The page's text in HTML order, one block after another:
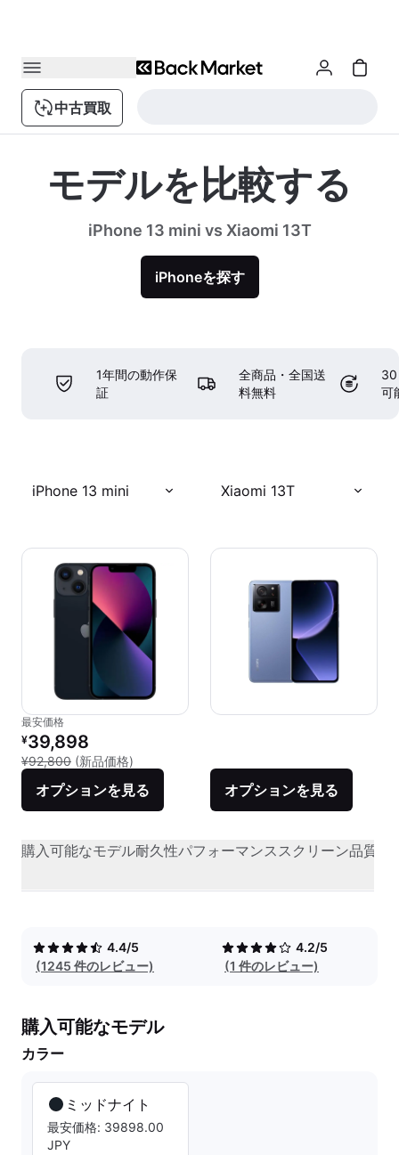
中古買取
モデルを比較する
iPhone 13 mini vs Xiaomi 13T
iPhoneを探す
1年間の動作保
証
全商品・全国送
料無料
30
可
iPhone 13 mini Xiaomi 13T
最安価格
リファービッシュ品の価格：
¥39,898
¥92,800 (新品価格)
オプションを見る オプションを見る
購入可能なモデル耐久性パフォーマンススクリーン品質
4.4/5
(1245 件のレビュー)
4.2/5
(1 件のレビュー)
購入可能なモデル
カラー
ミッドナイト
最安価格: 39898.00
JPY